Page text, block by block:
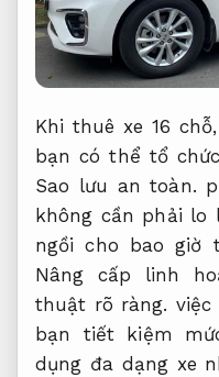
Khi thuê xe 16 chỗ,
bạn có thể tổ
Sao lưu an toàn.
không cần phải lo
ngồi cho bao giờ
Nâng cấp linh
thuật rõ ràng. việc
bạn tiết kiệm
dụng đa dạng xe